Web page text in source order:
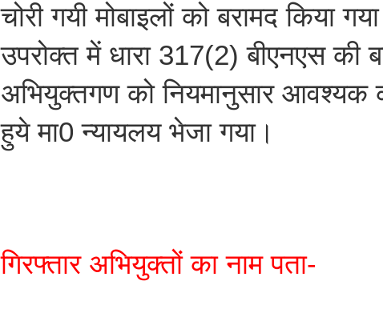
चोरी गयी मोबाइलों को बरामद किया
उपरोक्त में धारा 317(2) बीएनएस की
अभियुक्तगण को नियमानुसार आवश्यक
हुये मा0 न्यायलय भेजा गया।
गिरफ्तार अभियुक्तों का नाम पता-